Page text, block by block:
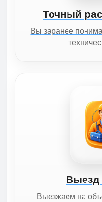
Точный
Вы заранее
Выезд
Выезжаем на